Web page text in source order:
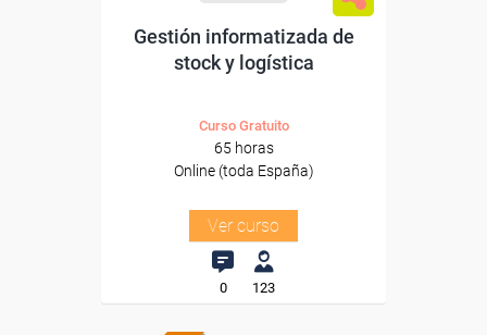
Gestión informatizada de
stock y logística
Curso Gratuito
65 horas
Online (toda España)
Ver curso
0 123